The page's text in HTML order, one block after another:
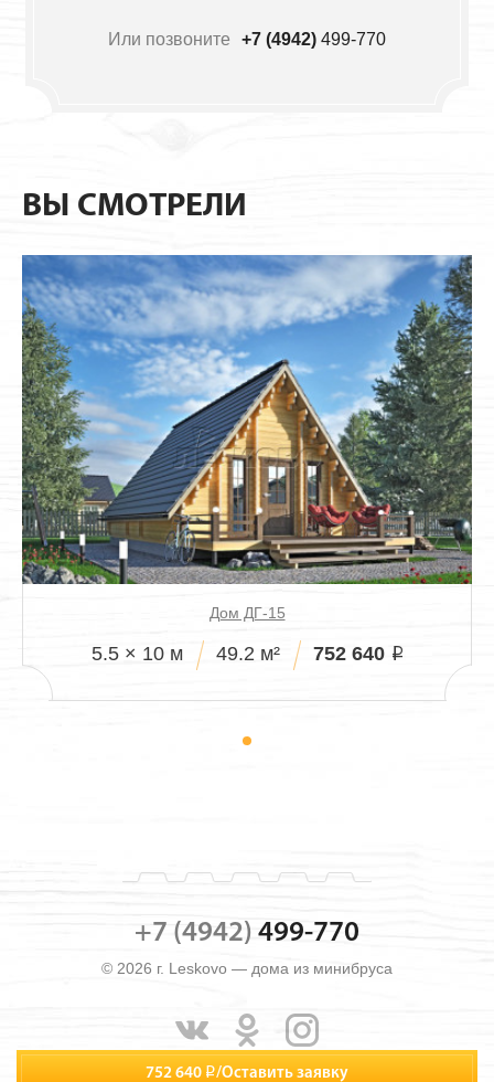
752 640 i/Оставить заявку
Или позвоните +7 (4942) 499-770
ВЫ СМОТРЕЛИ
Дом ДГ-15
5.5 × 10 м 49.2 м² 752 640 i
+7 (4942) 499-770
© 2026 г. Leskovo — дома из минибруса